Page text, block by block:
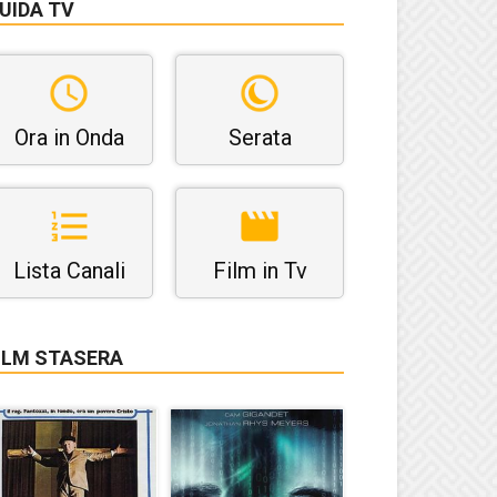
TV
Ora in Onda Serata
Lista Canali Film in Tv
STASERA